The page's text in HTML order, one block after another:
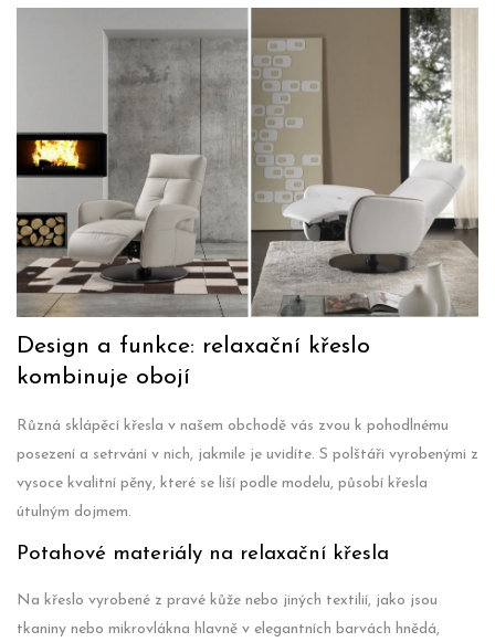
Design a funkce: relaxační křeslo
kombinuje obojí
Různá sklápěcí křesla v našem obchodě vás zvou k pohodlnému
posezení a setrvání v nich, jakmile je uvidíte. S polštáři vyrobenými z
vysoce kvalitní pěny, které se liší podle modelu, působí křesla
útulným dojmem.
Potahové materiály na relaxační křesla
Na křeslo vyrobené z pravé kůže nebo jiných textilií, jako jsou
tkaniny nebo mikrovlákna hlavně v elegantních barvách hnědá,